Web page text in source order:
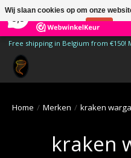
185
Free shipping in Belgium from €150!
Home / Merken / kraken
kraken
Wij slaan cookies op om onze
Nee